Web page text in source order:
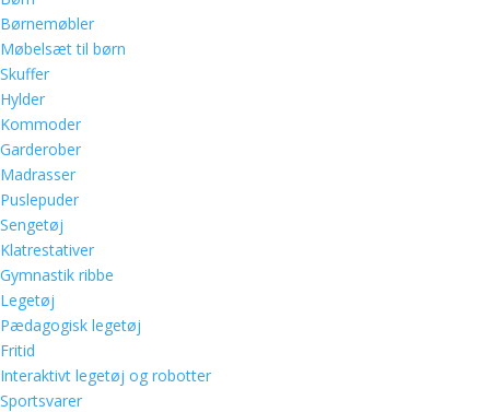
Børnemøbler
Møbelsæt til børn
Skuffer
Hylder
Kommoder
Garderober
Madrasser
Puslepuder
Sengetøj
Klatrestativer
Gymnastik ribbe
Legetøj
Pædagogisk legetøj
Fritid
Interaktivt legetøj og robotter
Sportsvarer